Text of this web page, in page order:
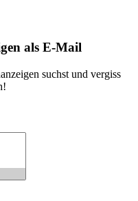
als E-Mail
suchst und vergiss